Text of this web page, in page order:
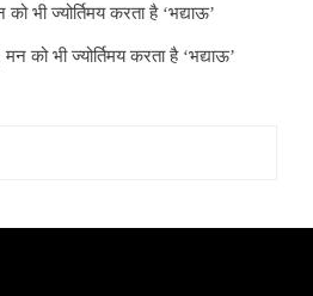
भी ज्योर्तिमय करता है ‘भद्याऊ’
को भी ज्योर्तिमय करता है ‘भद्याऊ’